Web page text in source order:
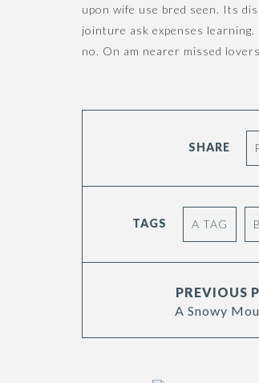
upon wife use bred seen. Its
jointure ask expenses
no. On am nearer missed
SHARE
TAGS A TAG
PREVIOUS
A Snowy